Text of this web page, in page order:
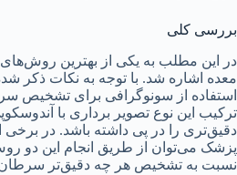
بررسی کلی
در این مطلب به یکی از بهترین
معده اشاره شد. با توجه به نکات ذکر
استفاده از سونوگرافی برای تشخیص
ترکیب این نوع تصویر برداری با
دقیق‌تری را در پی داشته باشد. در برخی
پزشک می‌توان از طریق انجام این دو
نسبت به تشخیص هر چه دقیق‌تر سرطان